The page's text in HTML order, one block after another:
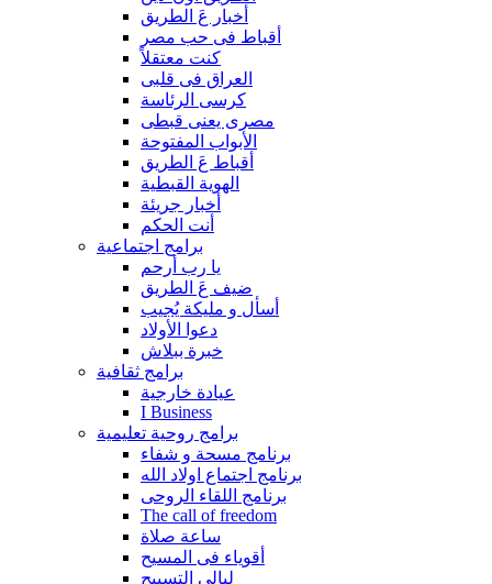
أخبار عَ الطريق
أقباط فى حب مصر
كنت معتقلاً
العراق فى قلبى
كرسى الرئاسة
مصرى يعنى قبطى
الأبواب المفتوحة
أقباط عَ الطريق
الهوية القبطية
أخبار جريئة
أنت الحكم
برامج اجتماعية
يا رب أرحم
ضيف عَ الطريق
أسأل و مليكة يُجيب
دعوا الأولاد
خبرة ببلاش
برامج ثقافية
عيادة خارجية
I Business
برامج روحية تعليمية
برنامج مسحة و شفاء
برنامج اجتماع اولاد الله
برنامج اللقاء الروحى
The call of freedom
ساعة صلاة
أقوياء فى المسيح
ليالي التسبيح